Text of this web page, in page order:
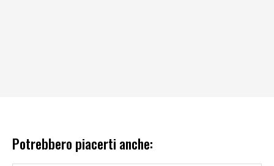
Potrebbero piacerti anche: